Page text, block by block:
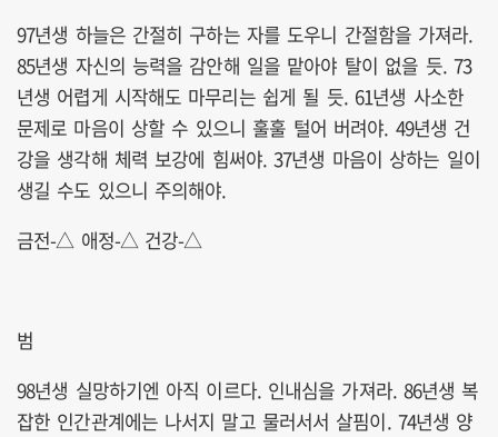
97년생 하늘은 간절히 구하는 자를 도우니 간절함을 가져라.
85년생 자신의 능력을 감안해 일을 맡아야 탈이 없을 듯. 73
년생 어렵게 시작해도 마무리는 쉽게 될 듯. 61년생 사소한
문제로 마음이 상할 수 있으니 훌훌 털어 버려야. 49년생 건
강을 생각해 체력 보강에 힘써야. 37년생 마음이 상하는 일이
생길 수도 있으니 주의해야.
금전-△ 애정-△ 건강-△
범
98년생 실망하기엔 아직 이르다. 인내심을 가져라. 86년생 복
잡한 인간관계에는 나서지 말고 물러서서 살핌이. 74년생 양